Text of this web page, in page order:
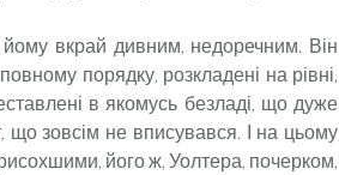
вкрай дивним, недоречним. Він
порядку, розкладені на рівні,
в якомусь безладі, що дуже
зовсім не вписувався. І на цьому
його ж, Уолтера, почерком,